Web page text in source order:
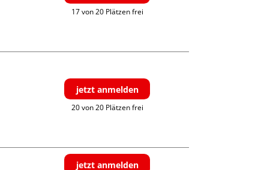
17 von 20 Plätzen frei
jetzt anmelden
20 von 20 Plätzen frei
jetzt anmelden